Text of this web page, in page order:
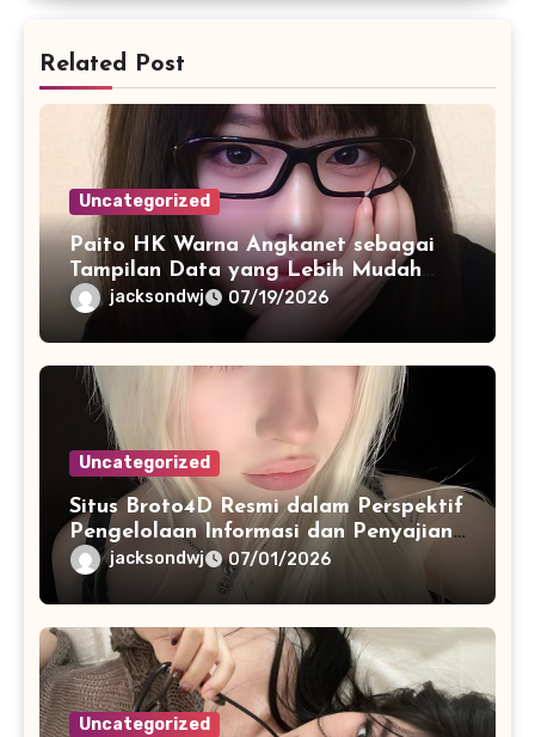
Related Post
Uncategorized
Paito HK Warna Angkanet sebagai
Tampilan Data yang Lebih Mudah
Dipahami dan Dianalisis
jacksondwj 07/19/2026
Uncategorized
Situs Broto4D Resmi dalam Perspektif
Pengelolaan Informasi dan Penyajian
Data Harian
jacksondwj 07/01/2026
Uncategorized